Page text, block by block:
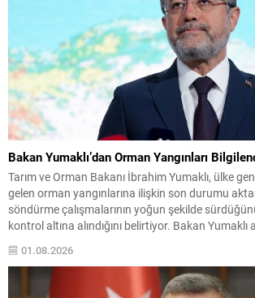
Bakan Yumaklı’dan Orman Yangınları
Tarım ve Orman Bakanı İbrahim Yumaklı, ülke
gelen orman yangınlarına ilişkin son durumu
söndürme çalışmalarının yoğun şekilde
kontrol altına alındığını belirtiyor. Bakan Yumaklı
toplam 260 yangının çıktığını, bunlardan 258’inin
alındığını açıkladı. Halen iki yangının devam ettiği
01.08.2026